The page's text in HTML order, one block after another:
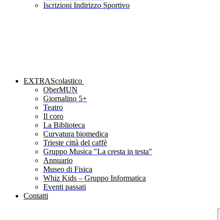
Iscrizioni Indirizzo Sportivo
EXTRAScolastico
OberMUN
Giornalino 5+
Teatro
Il coro
La Biblioteca
Curvatura biomedica
Trieste città del caffè
Gruppo Musica "La cresta in testa"
Annuario
Museo di Fisica
Whiz Kids – Gruppo Informatica
Eventi passati
Contatti